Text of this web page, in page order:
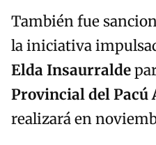
También fue
la iniciativa
Elda Insaurralde
Provincial del Pacú
realizará en